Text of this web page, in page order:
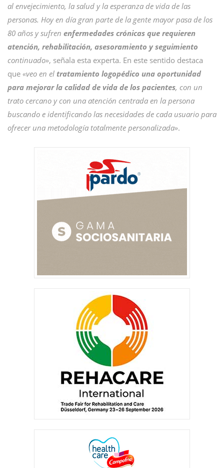
al envejecimiento, la salud y la esperanza de vida de las
personas. Hoy en día gran parte de la gente mayor pasa de los
80 años y sufren enfermedades crónicas que requieren
atención, rehabilitación, asesoramiento y seguimiento
continuado», señala esta experta. En este sentido destaca
que «veo en el tratamiento logopédico una oportunidad
para mejorar la calidad de vida de los pacientes, con un
trato cercano y con una atención centrada en la persona
buscando e identificando las necesidades de cada usuario para
ofrecer una metodología totalmente personalizada».